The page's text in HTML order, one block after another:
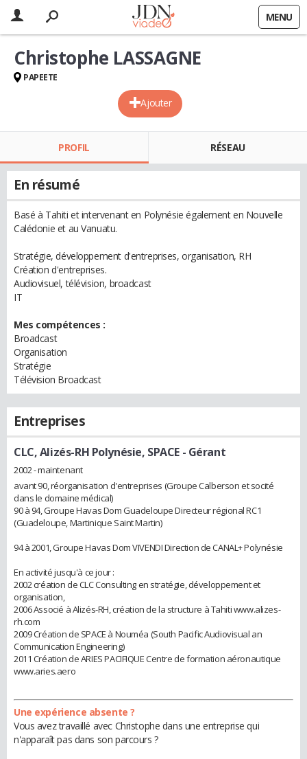
MENU
Ajouter
Christophe LASSAGNE
PAPEETE
PROFIL RÉSEAU
En résumé
Basé à Tahiti et intervenant en Polynésie également en Nouvelle
Calédonie et au Vanuatu.
Stratégie, développement d'entreprises, organisation, RH
Création d'entreprises.
Audiovisuel, télévision, broadcast
IT
Mes compétences :
Broadcast
Organisation
Stratégie
Télévision Broadcast
Entreprises
CLC, Alizés-RH Polynésie, SPACE- Gérant
2002 - maintenant
avant 90, réorganisation d'entreprises (Groupe Calberson et socité
dans le domaine médical)
90 à 94, Groupe Havas Dom Guadeloupe Directeur régional RC1
(Guadeloupe, Martinique Saint Martin)
94 à 2001, Groupe Havas Dom VIVENDI Direction de CANAL+ Polynésie
En activité jusqu'à ce jour :
2002 création de CLC Consulting en stratégie, développement et
organisation,
2006 Associé à Alizés-RH, création de la structure à Tahiti www.alizes-
rh.com
2009 Création de SPACE à Nouméa (South Pacific Audiovisual an
Communication Engineering)
2011 Création de ARIES PACIFIQUE Centre de formation aéronautique
www.aries.aero
Une expérience absente ?
Vous avez travaillé avec Christophe dans une entreprise qui
n'apparaît pas dans son parcours ?